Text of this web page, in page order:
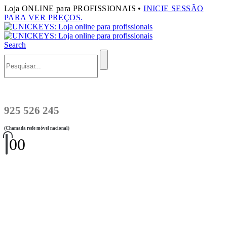
Loja ONLINE para PROFISSIONAIS •INICIE SESSÃO
PARA VER PREÇOS.
Search
925 526 245
(Chamada rede móvel nacional)
00